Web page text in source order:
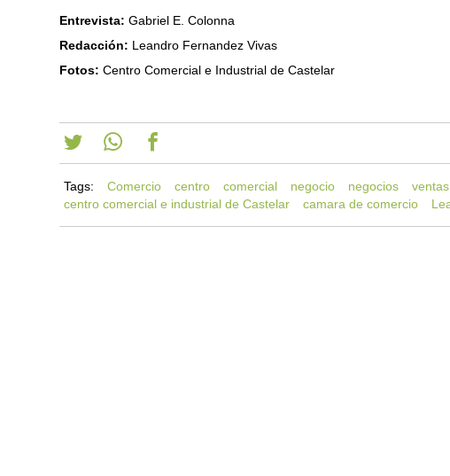
Entrevista: Gabriel E. Colonna
Redacción: Leandro Fernandez Vivas
Fotos: Centro Comercial e Industrial de Castelar
Tags: Comercio centro comercial negocio negocios ventas
centro comercial e industrial de Castelar
camara de comercio